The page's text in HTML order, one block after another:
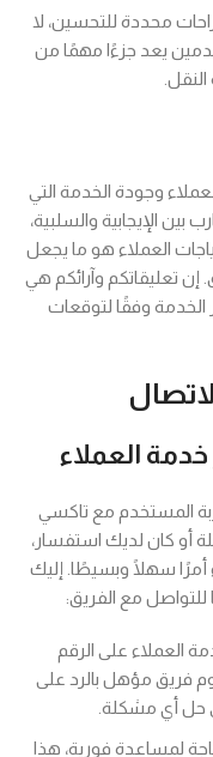
محددة للتحسين، لا
يعد جزءًا مهمًا من
وجودة الخدمة التي
بين الإيجابية والسلبية،
العملاء هو ما يجعل
إن تعليقاتكم وآرائكم هي
الخدمة وفقًا لتوقعات
العملاء
المستخدم مع تاكسي
أو كان لديك استفسار،
سهلًا وبسيطًا. إليك
مع الفريق:
العملاء على الرقم
فريق مؤهل بالرد على
حل أي مشكلة.
لمساعدة فورية، هذا